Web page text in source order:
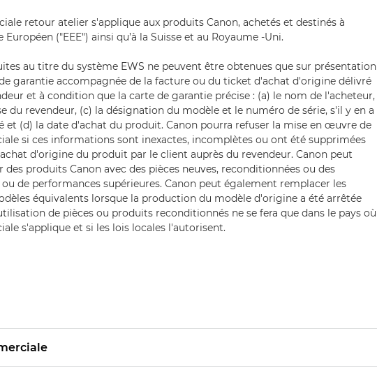
retour atelier s'applique aux produits Canon, achetés et destinés à
("EEE") ainsi qu’à la Suisse et au Royaume -Uni.
au titre du système EWS ne peuvent être obtenues que sur présentation
garantie accompagnée de la facture ou du ticket d'achat d'origine délivré
et à condition que la carte de garantie précise : (a) le nom de l'acheteur,
du revendeur, (c) la désignation du modèle et le numéro de série, s'il y en a
et (d) la date d'achat du produit. Canon pourra refuser la mise en œuvre de
si ces informations sont inexactes, incomplètes ou ont été supprimées
d'origine du produit par le client auprès du revendeur. Canon peut
produits Canon avec des pièces neuves, reconditionnées ou des
de performances supérieures. Canon peut également remplacer les
équivalents lorsque la production du modèle d'origine a été arrêtée
de pièces ou produits reconditionnés ne se fera que dans le pays où
s'applique et si les lois locales l'autorisent.